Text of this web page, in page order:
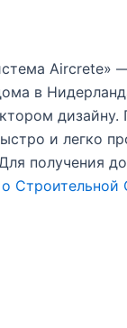
Aircrete»
в
и легко
получения